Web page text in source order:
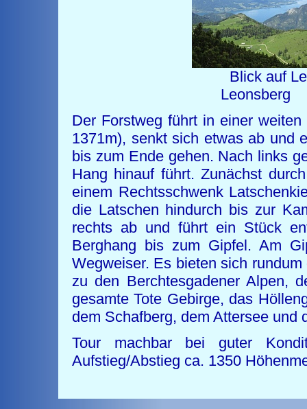
Blick auf
Der Forstweg führt in einer
1371m), senkt sich etwas ab und
bis zum Ende gehen. Nach links
Hang hinauf führt. Zunächst
einem Rechtsschwenk
die Latschen hindurch bis zur
rechts ab und führt ein Stück
Berghang bis zum Gipfel. Am
Wegweiser. Es bieten sich
zu den Berchtesgadener Alpen,
gesamte Tote Gebirge, das
dem Schafberg, dem Attersee und
Tour machbar bei guter
Aufstieg/Abstieg ca. 1350